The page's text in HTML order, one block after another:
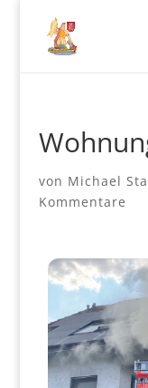
von Michael
Kommentare